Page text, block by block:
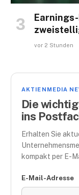
vor 2 Stunden
AKTIENMEDIA
Die
ins
Erhalten Sie
kompakt per E-
E-Mail-Adresse